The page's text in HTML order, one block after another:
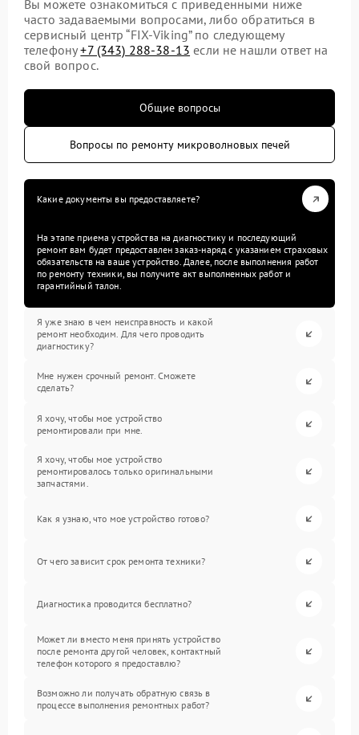
Вы можете ознакомиться с приведенными ниже
часто задаваемыми вопросами, либо обратиться в
сервисный центр “FIX-Viking” по следующему
телефону+7 (343) 288-38-13 если не нашли ответ на
свой вопрос.
Общие вопросы
Вопросы по ремонту микроволновых печей
Какие документы вы предоставляете?
На этапе приема устройства на диагностику и последующий
ремонт вам будет предоставлен заказ-наряд с указанием страховых
обязательств на ваше устройство. Далее, после выполнения работ
по ремонту техники, вы получите акт выполненных работ и
гарантийный талон.
Я уже знаю в чем неисправность и какой
ремонт необходим. Для чего проводить
диагностику?
Мне нужен срочный ремонт. Сможете
сделать?
Я хочу, чтобы мое устройство
ремонтировали при мне.
Я хочу, чтобы мое устройство
ремонтировалось только оригинальными
запчастями.
Как я узнаю, что мое устройство готово?
От чего зависит срок ремонта техники?
Диагностика проводится бесплатно?
Может ли вместо меня принять устройство
после ремонта другой человек, контактный
телефон которого я предоставлю?
Возможно ли получать обратную связь в
процессе выполнения ремонтных работ?